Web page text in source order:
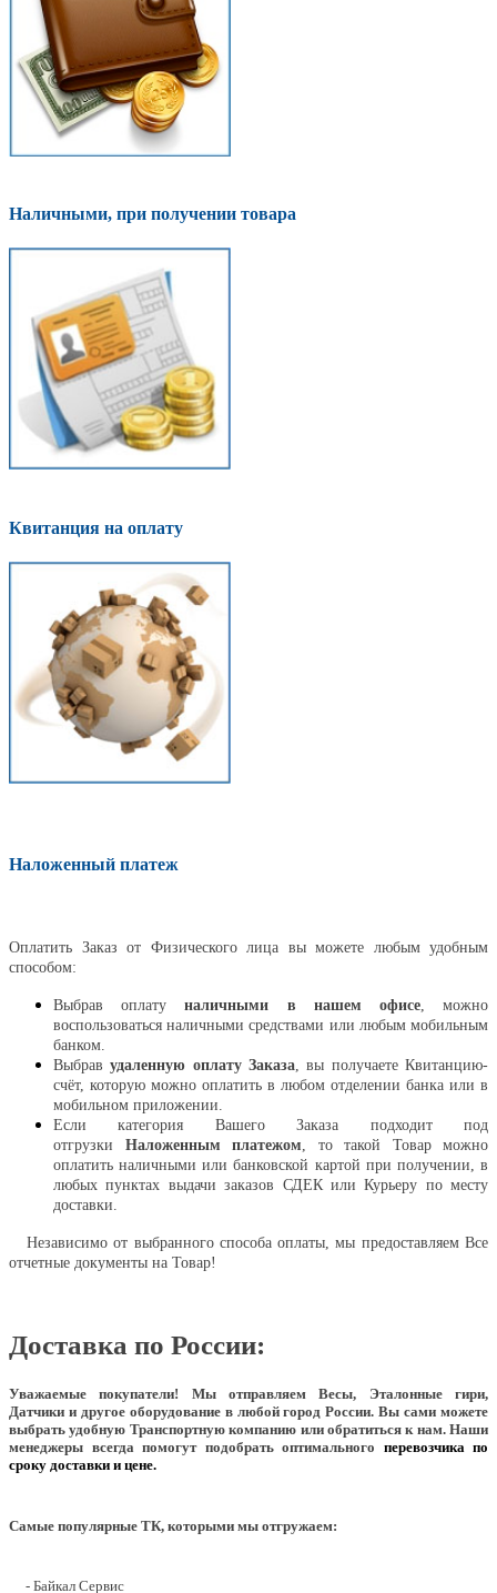
Наличными, при получении товара
Квитанция на оплату
Наложенный платеж
Оплатить Заказ от Физического лица вы можете любым удобным
способом:
Выбрав оплатуналичными в нашем офисе, можно
воспользоваться наличными средствами или любым мобильным
банком.
Выбравудаленную оплату Заказа , вы получаете Квитанцию-
счёт, которую можно оплатить в любом отделении банка или в
мобильном приложении.
Если категория Вашего Заказа подходит под
отгрузки Наложенным платежом , то такой Товар можно
оплатить наличными или банковской картой при получении, в
любых пунктах выдачи заказов СДЕК или Курьеру по месту
доставки.
Независимо от выбранного способа оплаты, мы предоставляем Все
отчетные документы на Товар!
Доставка по России:
Уважаемые покупатели! Мы отправляем Весы, Эталонные гири,
Датчики и другое оборудование в любой город России. Вы сами можете
выбрать удобную Транспортную компанию или обратиться к нам. Наши
менеджеры всегда помогут подобрать оптимального перевозчика по
сроку доставки и цене.
Самые популярные ТК, которыми мы отгружаем:
- Байкал Сервис